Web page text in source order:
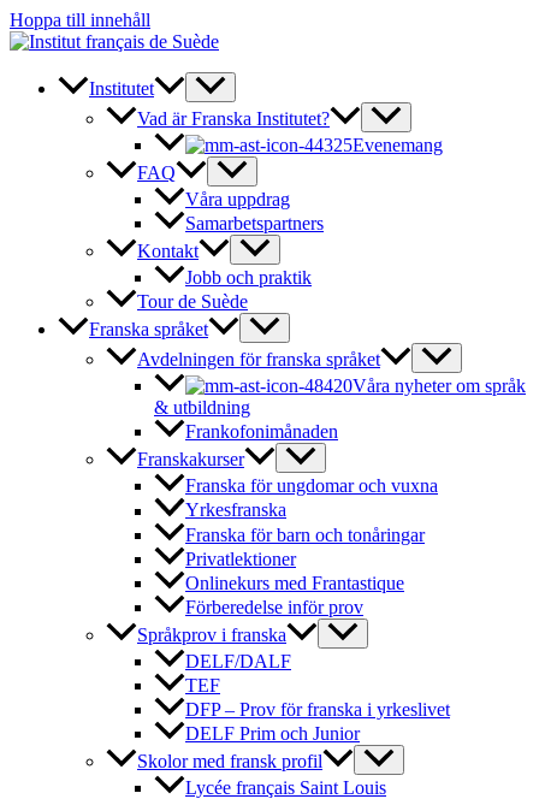
Hoppa till innehåll
Institutet
Vad är Franska Institutet?
Evenemang
FAQ
Våra uppdrag
Samarbetspartners
Kontakt
Jobb och praktik
Tour de Suède
Franska språket
Avdelningen för franska språket
Våra nyheter om språk
& utbildning
Frankofonimånaden
Franskakurser
Franska för ungdomar och vuxna
Yrkesfranska
Franska för barn och tonåringar
Privatlektioner
Onlinekurs med Frantastique
Förberedelse inför prov
Språkprov i franska
DELF/DALF
TEF
DFP – Prov för franska i yrkeslivet
DELF Prim och Junior
Skolor med fransk profil
Lycée français Saint Louis